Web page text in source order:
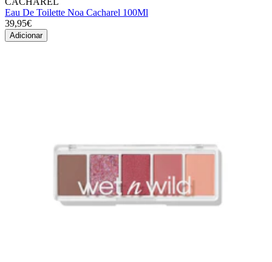
Eau De Toilette Noa Cacharel 100Ml
39,95€
Adicionar